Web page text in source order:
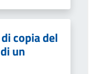
copia del
un